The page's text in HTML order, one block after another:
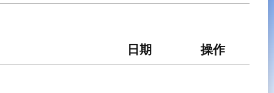
日期 操作